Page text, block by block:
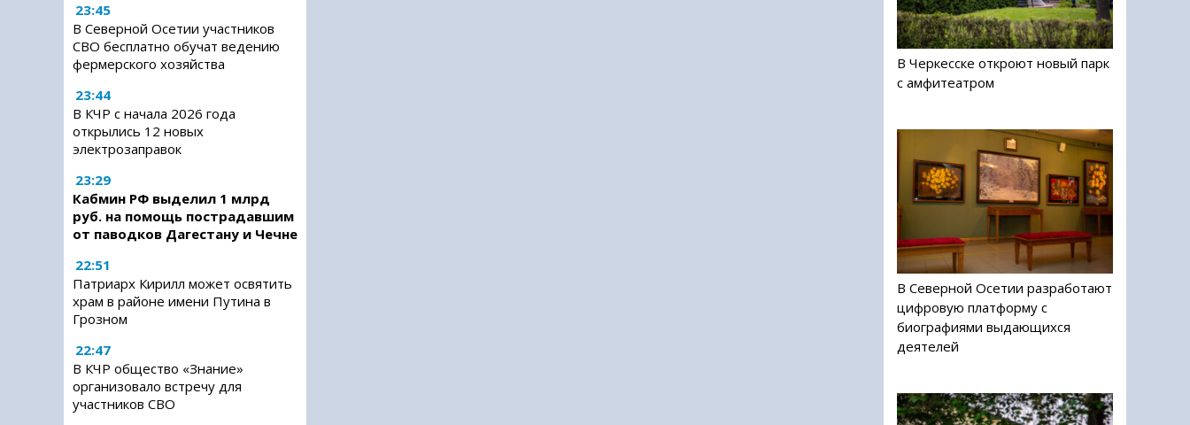
23:45
В Северной Осетии участников
СВО бесплатно обучат ведению
фермерского хозяйства
23:44
В КЧР с начала 2026 года
открылись 12 новых
электрозаправок
23:29
Кабмин РФ выделил 1 млрд
руб. на помощь пострадавшим
от паводков Дагестану и Чечне
22:51
Патриарх Кирилл может освятить
храм в районе имени Путина в
Грозном
22:47
В КЧР общество «Знание»
организовало встречу для
участников СВО
В Черкесске откроют новый парк
с амфитеатром
В Северной Осетии разработают
цифровую платформу с
биографиями выдающихся
деятелей